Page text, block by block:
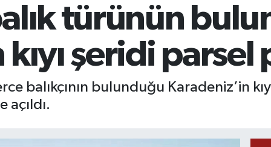
türünün
şeridi parsel
balıkçının bulunduğu Karadeniz’in
açıldı.